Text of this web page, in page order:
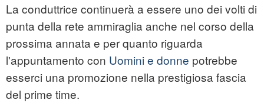
La conduttrice continuerà a essere uno dei volti di
punta della rete ammiraglia anche nel corso della
prossima annata e per quanto riguarda
l'appuntamento con Uomini e donne potrebbe
esserci una promozione nella prestigiosa fascia
del prime time.